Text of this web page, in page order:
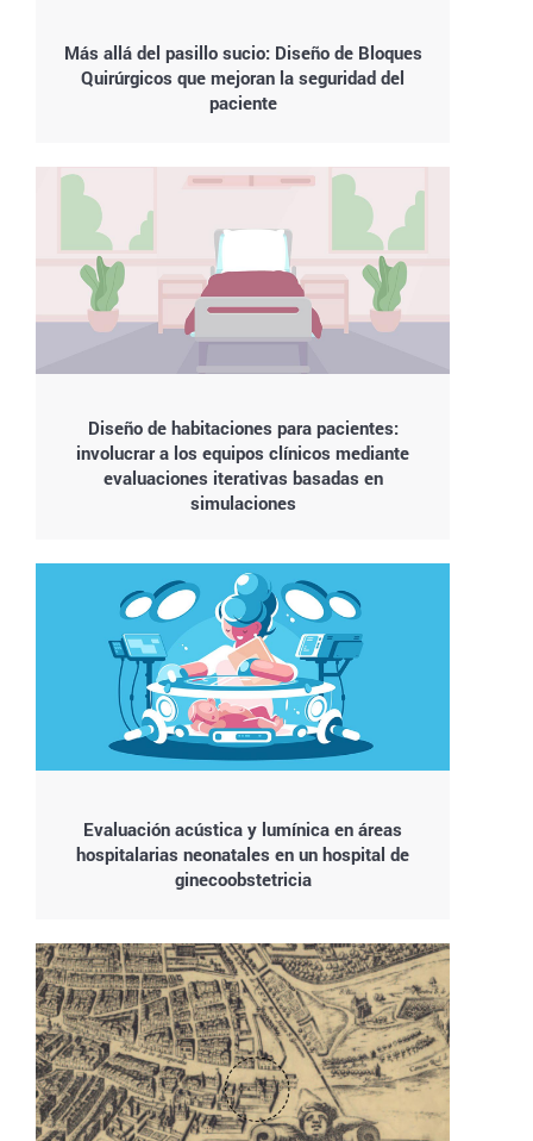
Más allá del pasillo sucio: Diseño de Bloques
Quirúrgicos que mejoran la seguridad del
paciente
Diseño de habitaciones para pacientes:
involucrar a los equipos clínicos mediante
evaluaciones iterativas basadas en
simulaciones
Evaluación acústica y lumínica en áreas
hospitalarias neonatales en un hospital de
ginecoobstetricia